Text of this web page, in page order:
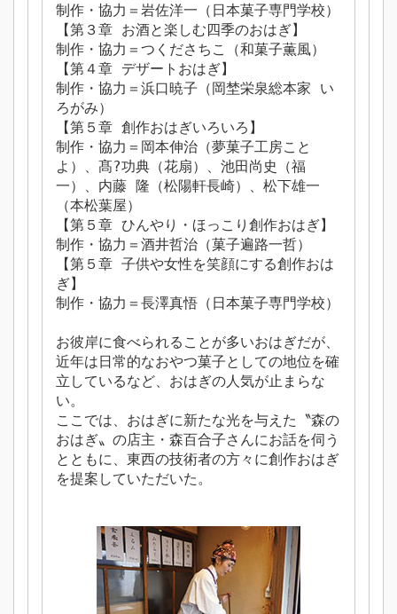
制作・協力＝岩佐洋一（日本菓子専門学校）
【第３章 お酒と楽しむ四季のおはぎ】
制作・協力＝つくださちこ（和菓子薫風）
【第４章 デザートおはぎ】
制作・協力＝浜口暁子（岡埜栄泉総本家 い
ろがみ）
【第５章 創作おはぎいろいろ】
制作・協力＝岡本伸治（夢菓子工房こと
よ）、髙?功典（花扇）、池田尚史（福
一）、内藤 隆（松陽軒長崎）、松下雄一
（本松葉屋）
【第５章 ひんやり・ほっこり創作おはぎ】
制作・協力＝酒井哲治（菓子遍路一哲）
【第５章 子供や女性を笑顔にする創作おは
ぎ】
制作・協力＝長澤真悟（日本菓子専門学校）
お彼岸に食べられることが多いおはぎだが、
近年は日常的なおやつ菓子としての地位を確
立しているなど、おはぎの人気が止まらな
い。
ここでは、おはぎに新たな光を与えた〝森の
おはぎ〟の店主・森百合子さんにお話を伺う
とともに、東西の技術者の方々に創作おはぎ
を提案していただいた。